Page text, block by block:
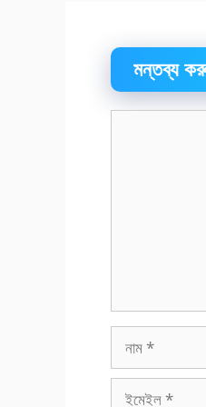
মন্তব্য
ইমেইল